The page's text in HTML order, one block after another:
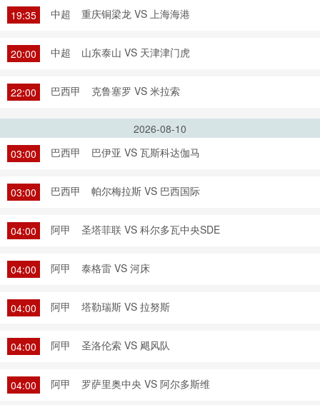
19:35 中超 重庆铜梁龙 VS 上海海港
20:00 中超 山东泰山 VS 天津津门虎
22:00 巴西甲 克鲁塞罗 VS 米拉索
2026-08-10
03:00
巴西甲 巴伊亚 VS 瓦斯科达伽马
03:00 巴西甲 帕尔梅拉斯 VS 巴西国际
04:00 阿甲 圣塔菲联 VS 科尔多瓦中央SDE
04:00 阿甲 泰格雷 VS 河床
04:00 阿甲 塔勒瑞斯 VS 拉努斯
04:00 阿甲 圣洛伦索 VS 飓风队
04:00 阿甲 罗萨里奥中央 VS 阿尔多斯维